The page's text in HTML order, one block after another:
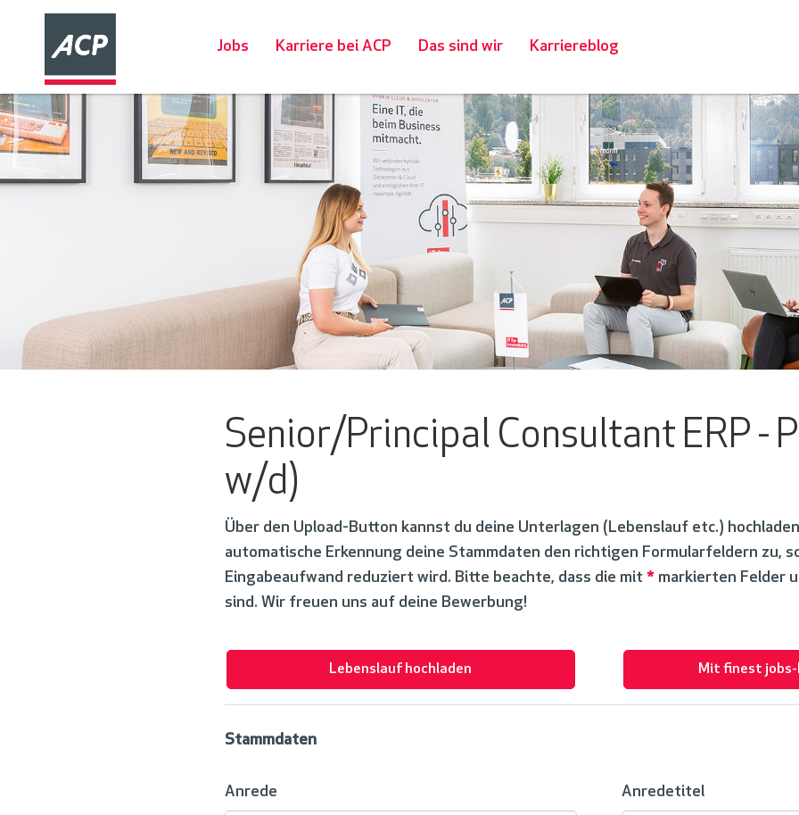
Jobs Karriere bei ACP Das sind wir Karriereblog
Senior/Principal Consultant ERP -
w/d)
Über den Upload-Button kannst du deine Unterlagen (Lebenslauf etc.)
automatische Erkennung deine Stammdaten den richtigen Formularfeldern zu,
Eingabeaufwand reduziert wird. Bitte beachte, dass die mit * markierten Felder
sind. Wir freuen uns auf deine Bewerbung!
Lebenslauf hochladen Mit finest
Stammdaten
Anrede Anredetitel